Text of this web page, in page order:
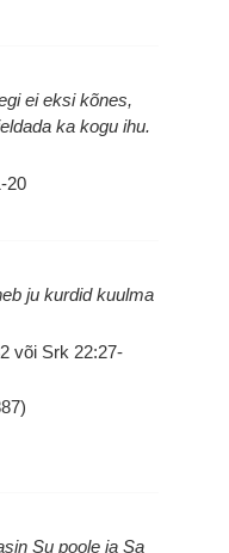
ei eksi kõnes,
ka kogu ihu.
20
ju kurdid kuulma
või Srk 22:27-
Su poole ja Sa